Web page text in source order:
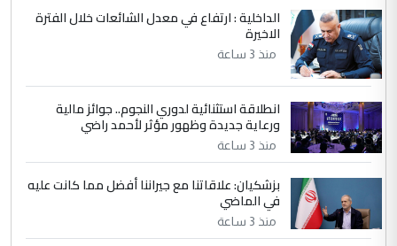
ابا فرات ...
الموضوع :
الجواهري يرد على صدام حسين سل
مضجعيك يابن الزنا (نص كامل)
5 سردار
التعليق : واحد من عصابة علي ماما يسقط
جنسية الرافد الثالث للعراق ومن اصول عريقة
الموضوع :
الجواهري يرد على صدام حسين سل
مضجعيك يابن الزنا (نص كامل)
الداخلية : ارتفاع في معدل الشائعات خلال الفترة
الاخيرة
منذ 3 ساعة
انطلاقة استثنائية لدوري النجوم.. جوائز مالية
ورعاية جديدة وظهور مؤثر لأحمد راضي
منذ 3 ساعة
بزشكيان: علاقاتنا مع جيراننا أفضل مما كانت عليه
في الماضي
منذ 3 ساعة